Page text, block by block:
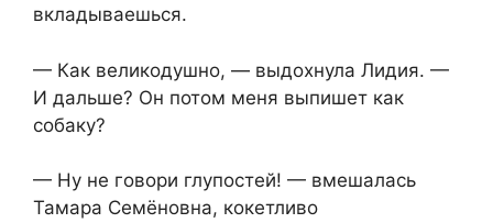
вкладываешься.
— Как великодушно, — выдохнула Лидия. —
И дальше? Он потом меня выпишет как
собаку?
— Ну не говори глупостей! — вмешалась
Тамара Семёновна, кокетливо